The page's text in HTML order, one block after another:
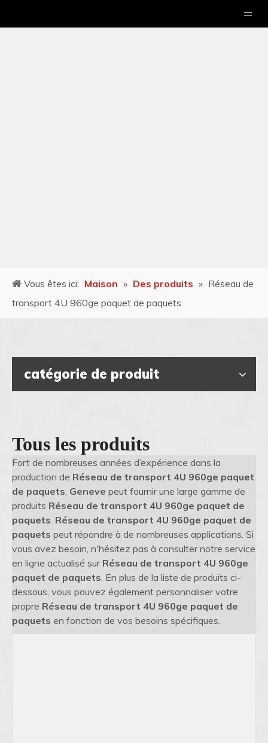
Vous êtes ici: Maison » Des produits » Réseau de
transport 4U 960ge paquet de paquets
catégorie de produit
Tous les produits
Fort de nombreuses années d’expérience dans la
production de Réseau de transport 4U 960ge paquet
de paquets, Geneve peut fournir une large gamme de
produits Réseau de transport 4U 960ge paquet de
paquets. Réseau de transport 4U 960ge paquet de
paquets peut répondre à de nombreuses applications. Si
vous avez besoin, n'hésitez pas à consulter notre service
en ligne actualisé sur Réseau de transport 4U 960ge
paquet de paquets. En plus de la liste de produits ci-
dessous, vous pouvez également personnaliser votre
propre Réseau de transport 4U 960ge paquet de
paquets en fonction de vos besoins spécifiques.